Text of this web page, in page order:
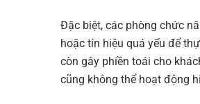
Đặc biệt, các phòng chức
hoặc tín hiệu quá yếu để
còn gây phiền toái cho
cũng không thể hoạt động